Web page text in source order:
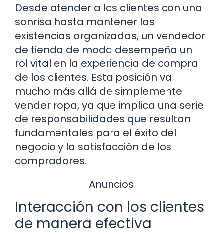
Desde atender a los clientes con una
sonrisa hasta mantener las
existencias organizadas, un vendedor
de tienda de moda desempeña un
rol vital en la experiencia de compra
de los clientes. Esta posición va
mucho más allá de simplemente
vender ropa, ya que implica una serie
de responsabilidades que resultan
fundamentales para el éxito del
negocio y la satisfacción de los
compradores.
Anuncios
Interacción con los clientes
de manera efectiva